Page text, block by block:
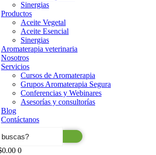
Sinergias
Productos
Aceite Vegetal
Aceite Esencial
Sinergias
Aromaterapia veterinaria
Nosotros
Servicios
Cursos de Aromaterapia
Grupos Aromaterapia Segura
Conferencias y Webinares
Asesorías y consultorías
Blog
Contáctanos
0